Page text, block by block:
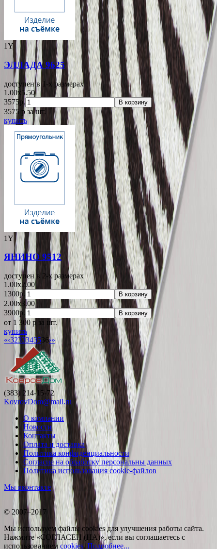
1Y
ЭЛЛАДА 9625
доступен в 1-x размерах
1.00x5.50
3575р.
В корзину
3575 p за шт.
купить
1Y
ЯНИНО 9512
доступен в 2-x размерах
1.00x2.00
1300р.
В корзину
2.00x3.00
3900р.
В корзину
от 1 300 p за шт.
купить
«‹3233343536›»
(383) 214-15-72
KovrovDom@mail.ru
О компании
Новости
Контакты
Оплата и доставка
Политика конфиденциальности
Согласие на обработку персональны данных
Политика использования cookie-файлов
Мы вконтакте
© 2007–2017
Мы используем файлы cookies для улучшения работы сайта.
Нажмите «СОГЛАСЕН (НА)», если вы соглашаетесь с
использованиемcookies. Подробнее...